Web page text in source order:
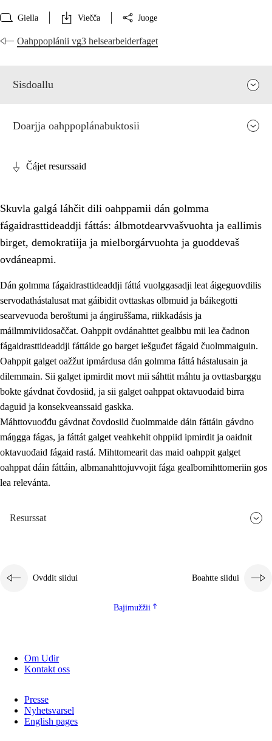
Giella Viečča Juoge
Oahppoplánii vg3 helsearbeiderfaget
Sisdoallu
2. Oahppama prinsihpat, ovdáneapmi ja oahppahábmen
Sosiála oahppan ja ovdáneapmi
2.2 Gealbu fágain
Vuođđogálggat
2.4 Oahppat oahppat
Fágaidrasttideaddji fáttát
2.5 Fágaidrasttideaddji fáttát
2.5.2 Demokratiija ja mielborgárvuohta
2.5.3
Doarjja oahppoplánabuktosii
Čájet resurssaid
Skuvla galgá láhčit dili oahppamii dán golmma
fágaidrasttideaddji fáttás: álbmotdearvvašvuohta ja eallimis
birget, demokratiija ja mielborgárvuohta ja guoddevaš
ovdáneapmi.
Dán golmma fágaidrasttideaddji fáttá vuolggasadji leat áigeguovdilis
servodathástalusat mat gáibidit ovttaskas olbmuid ja báikegotti
searvevuođa beroštumi ja áŋgiruššama, riikkadásis ja
máilmmiviidosaččat. Oahppit ovdánahttet gealbbu mii lea čadnon
fágaidrasttideaddji fáttáide go barget iešguđet fágaid čuolmmaiguin.
Oahppit galget oažžut ipmárdusa dán golmma fáttá hástalusain ja
dilemmain. Sii galget ipmirdit movt mii sáhttit máhtu ja ovttasbarggu
bokte gávdnat čovdosiid, ja sii galget oahppat oktavuođaid birra
daguid ja konsekveanssaid gaskka.
Máhttovuođđu gávdnat čovdosiid čuolmmaide dáin fáttáin gávdno
máŋgga fágas, ja fáttát galget veahkehit ohppiid ipmirdit ja oaidnit
oktavuođaid fágaid rastá. Mihttomearit das maid oahppit galget
oahppat dáin fáttáin, albmanahttojuvvojit fága gealbomihttomeriin gos
lea relevánta.
Resurssat
Ovddit siidui Boahtte siidui
Bajimužžii
Om Udir
Kontakt oss
Presse
Nyhetsvarsel
English pages